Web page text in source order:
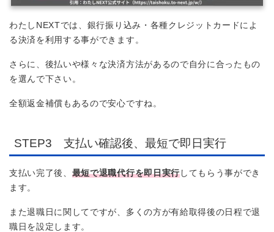
わたしNEXTでは、銀行振り込み・各種クレジットカードによ
る決済を利用する事ができます。
さらに、後払いや様々な決済方法があるので自分に合ったもの
を選んで下さい。
全額返金補償もあるので安心ですね。
STEP3 支払い確認後、最短で即日実行
支払い完了後、 最短で退職代行を即日実行してもらう事ができ
ます。
また退職日に関してですが、多くの方が有給取得後の日程で退
職日を設定します。